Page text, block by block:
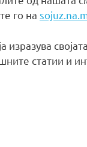
го на
статии и